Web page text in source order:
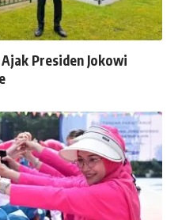
Presiden Jokowi